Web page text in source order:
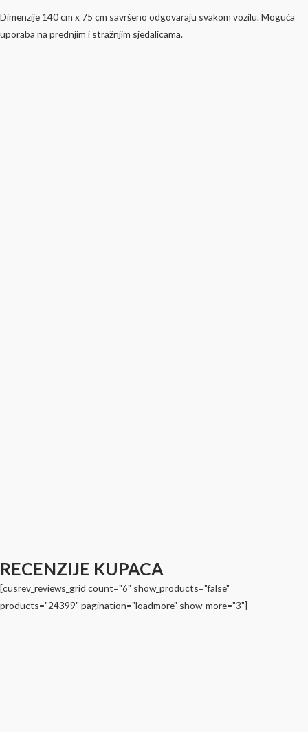
Dimenzije 140 cm x 75 cm savršeno odgovaraju svakom vozilu. Moguća
uporaba na prednjim i stražnjim sjedalicama.
RECENZIJE KUPACA
[cusrev_reviews_grid count="6" show_products="false"
products="24399" pagination="loadmore" show_more="3"]